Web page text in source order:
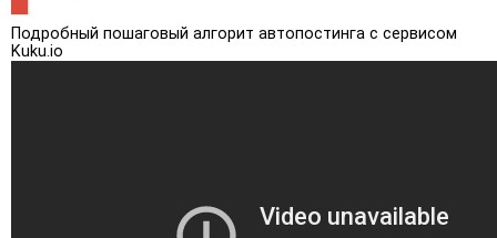
Подробный пошаговый алгорит автопостинга с сервисом
Kuku.io